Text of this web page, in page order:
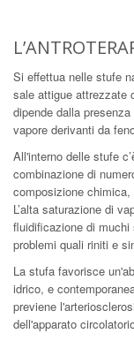
Si effettua nelle stufe
sale attigue attrezzate
dipende dalla
vapore derivanti da
All'interno delle stufe
combinazione di
composizione
L’alta saturazione di
fluidificazione di
problemi quali riniti e
La stufa favorisce
idrico, e
previene
dell'apparato